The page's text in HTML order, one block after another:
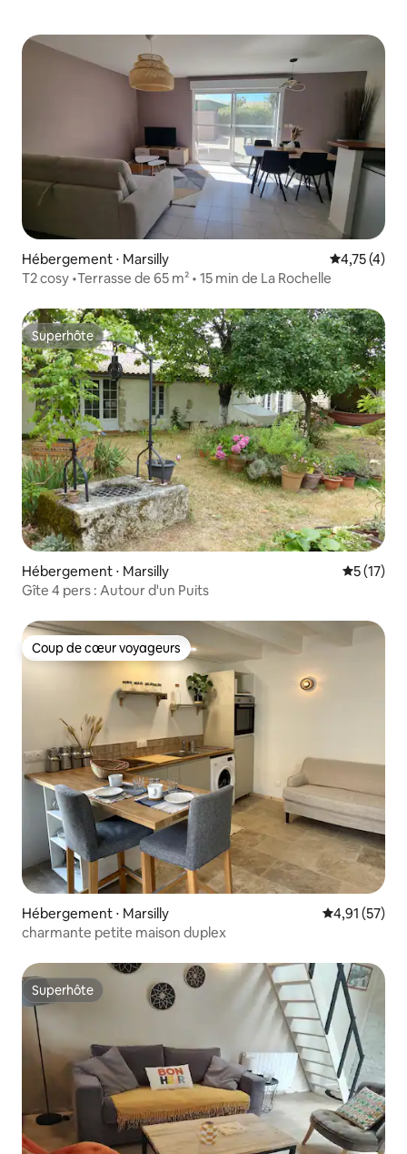
Hébergement ⋅ Marsilly Évaluation
4,75 (4)
T2 cosy •Terrasse de 65 m² • 15 min de La Rochelle
Superhôte
Superhôte
Hébergement ⋅ Marsilly
5 (17)
Gîte 4 pers : Autour d'un Puits
Coup de cœur voyageurs
Coup de cœur voyageurs
Hébergement ⋅ Marsilly Évaluation
4,91 (57)
charmante petite maison duplex
Superhôte
Superhôte